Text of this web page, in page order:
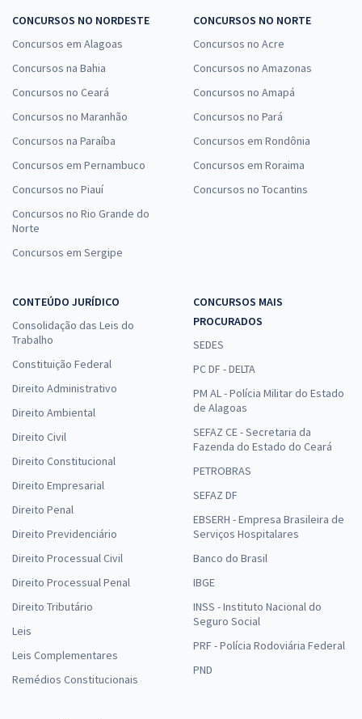
CONCURSOS NO NORDESTE
Concursos em Alagoas
Concursos na Bahia
Concursos no Ceará
Concursos no Maranhão
Concursos na Paraíba
Concursos em Pernambuco
Concursos no Piauí
Concursos no Rio Grande do
Norte
Concursos em Sergipe
CONCURSOS NO NORTE
Concursos no Acre
Concursos no Amazonas
Concursos no Amapá
Concursos no Pará
Concursos em Rondônia
Concursos em Roraima
Concursos no Tocantins
CONTEÚDO JURÍDICO
Consolidação das Leis do
Trabalho
Constituição Federal
Direito Administrativo
Direito Ambiental
Direito Civil
Direito Constitucional
Direito Empresarial
Direito Penal
Direito Previdenciário
Direito Processual Civil
Direito Processual Penal
Direito Tributário
Leis
Leis Complementares
Remédios Constitucionais
CONCURSOS MAIS
PROCURADOS
SEDES
PC DF - DELTA
PM AL - Polícia Militar do Estado
de Alagoas
SEFAZ CE - Secretaria da
Fazenda do Estado do Ceará
PETROBRAS
SEFAZ DF
EBSERH - Empresa Brasileira de
Serviços Hospitalares
Banco do Brasil
IBGE
INSS - Instituto Nacional do
Seguro Social
PRF - Polícia Rodoviária Federal
PND